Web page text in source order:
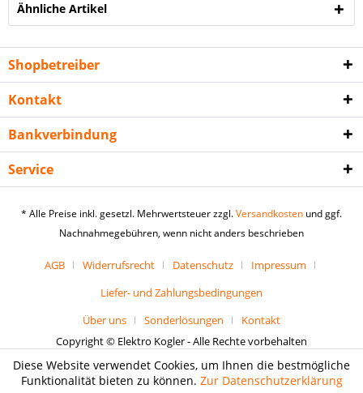
Ähnliche Artikel
Shopbetreiber
Kontakt
Bankverbindung
Service
* Alle Preise inkl. gesetzl. Mehrwertsteuer zzgl.Versandkosten und ggf.
Nachnahmegebühren, wenn nicht anders beschrieben
AGB Widerrufsrecht Datenschutz
Impressum
Liefer- und Zahlungsbedingungen
Über uns
Sonderlösungen
Kontakt
Copyright © Elektro Kogler - Alle Rechte vorbehalten
Diese Website verwendet Cookies, um Ihnen die bestmögliche
Funktionalität bieten zu können. Zur Datenschutzerklärung